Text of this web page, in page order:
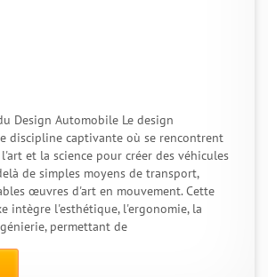
Design Automobile Le design
discipline captivante où se rencontrent
et la science pour créer des véhicules
de simples moyens de transport,
œuvres d'art en mouvement. Cette
intègre l'esthétique, l'ergonomie, la
permettant de